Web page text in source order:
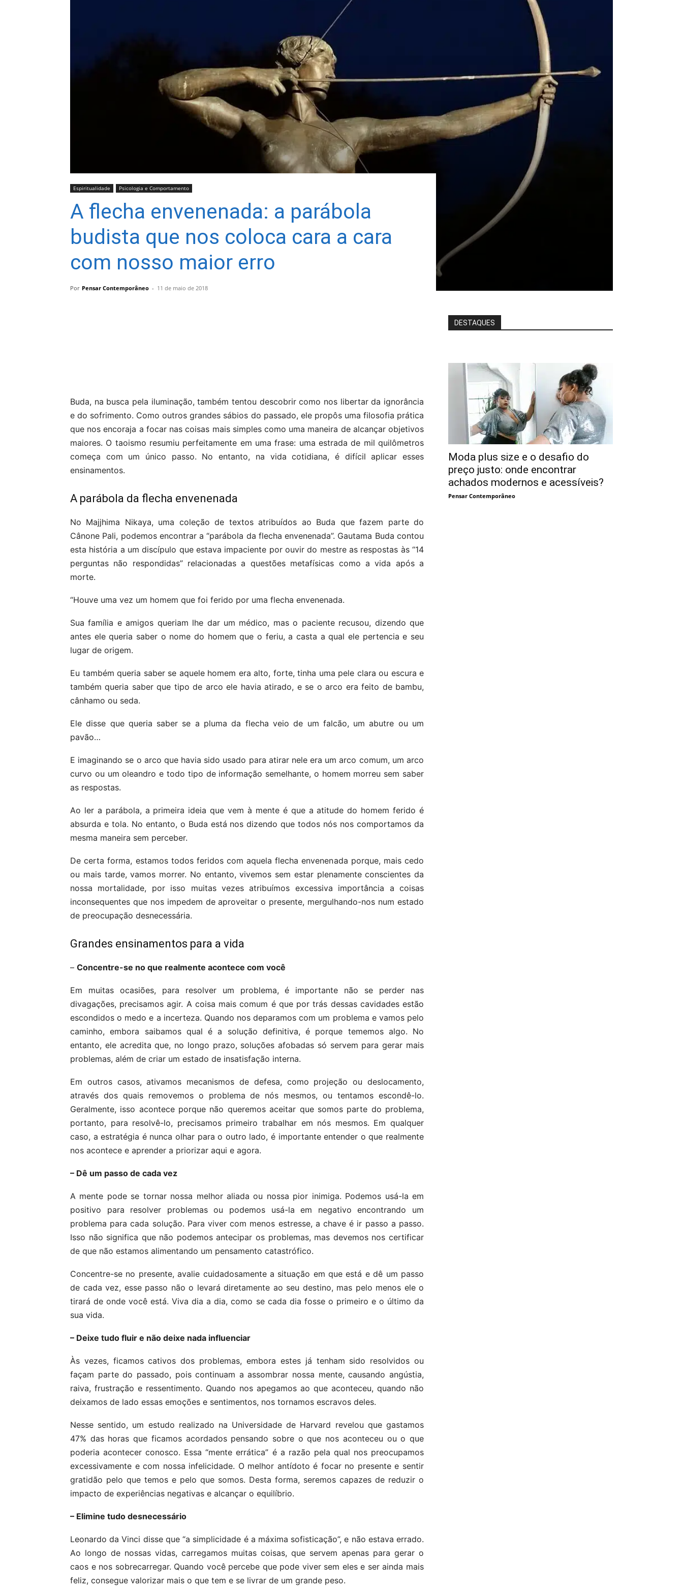
Espiritualidade Psicologia e Comportamento
A flecha envenenada: a parábola
budista que nos coloca cara a cara
com nosso maior erro
Por Pensar Contemporâneo - 11 de maio de 2018
Buda, na busca pela iluminação, também tentou descobrir como nos libertar da ignorância
e do sofrimento. Como outros grandes sábios do passado, ele propôs uma filosofia prática
que nos encoraja a focar nas coisas mais simples como uma maneira de alcançar objetivos
maiores. O taoismo resumiu perfeitamente em uma frase: uma estrada de mil quilômetros
começa com um único passo. No entanto, na vida cotidiana, é difícil aplicar esses
ensinamentos.
A parábola da flecha envenenada
No Majjhima Nikaya, uma coleção de textos atribuídos ao Buda que fazem parte do
Cânone Pali, podemos encontrar a “parábola da flecha envenenada”. Gautama Buda contou
esta história a um discípulo que estava impaciente por ouvir do mestre as respostas às “14
perguntas não respondidas” relacionadas a questões metafísicas como a vida após a
morte.
“Houve uma vez um homem que foi ferido por uma flecha envenenada.
Sua família e amigos queriam lhe dar um médico, mas o paciente recusou, dizendo que
antes ele queria saber o nome do homem que o feriu, a casta a qual ele pertencia e seu
lugar de origem.
Eu também queria saber se aquele homem era alto, forte, tinha uma pele clara ou escura e
também queria saber que tipo de arco ele havia atirado, e se o arco era feito de bambu,
cânhamo ou seda.
Ele disse que queria saber se a pluma da flecha veio de um falcão, um abutre ou um
pavão…
E imaginando se o arco que havia sido usado para atirar nele era um arco comum, um arco
curvo ou um oleandro e todo tipo de informação semelhante, o homem morreu sem saber
as respostas.
Ao ler a parábola, a primeira ideia que vem à mente é que a atitude do homem ferido é
absurda e tola. No entanto, o Buda está nos dizendo que todos nós nos comportamos da
mesma maneira sem perceber.
De certa forma, estamos todos feridos com aquela flecha envenenada porque, mais cedo
ou mais tarde, vamos morrer. No entanto, vivemos sem estar plenamente conscientes da
nossa mortalidade, por isso muitas vezes atribuímos excessiva importância a coisas
inconsequentes que nos impedem de aproveitar o presente, mergulhando-nos num estado
de preocupação desnecessária.
Grandes ensinamentos para a vida
– Concentre-se no que realmente acontece com você
Em muitas ocasiões, para resolver um problema, é importante não se perder nas
divagações, precisamos agir. A coisa mais comum é que por trás dessas cavidades estão
escondidos o medo e a incerteza. Quando nos deparamos com um problema e vamos pelo
caminho, embora saibamos qual é a solução definitiva, é porque tememos algo. No
entanto, ele acredita que, no longo prazo, soluções afobadas só servem para gerar mais
problemas, além de criar um estado de insatisfação interna.
Em outros casos, ativamos mecanismos de defesa, como projeção ou deslocamento,
através dos quais removemos o problema de nós mesmos, ou tentamos escondê-lo.
Geralmente, isso acontece porque não queremos aceitar que somos parte do problema,
portanto, para resolvê-lo, precisamos primeiro trabalhar em nós mesmos. Em qualquer
caso, a estratégia é nunca olhar para o outro lado, é importante entender o que realmente
nos acontece e aprender a priorizar aqui e agora.
– Dê um passo de cada vez
A mente pode se tornar nossa melhor aliada ou nossa pior inimiga. Podemos usá-la em
positivo para resolver problemas ou podemos usá-la em negativo encontrando um
problema para cada solução. Para viver com menos estresse, a chave é ir passo a passo.
Isso não significa que não podemos antecipar os problemas, mas devemos nos certificar
de que não estamos alimentando um pensamento catastrófico.
Concentre-se no presente, avalie cuidadosamente a situação em que está e dê um passo
de cada vez, esse passo não o levará diretamente ao seu destino, mas pelo menos ele o
tirará de onde você está. Viva dia a dia, como se cada dia fosse o primeiro e o último da
sua vida.
– Deixe tudo fluir e não deixe nada influenciar
Às vezes, ficamos cativos dos problemas, embora estes já tenham sido resolvidos ou
façam parte do passado, pois continuam a assombrar nossa mente, causando angústia,
raiva, frustração e ressentimento. Quando nos apegamos ao que aconteceu, quando não
deixamos de lado essas emoções e sentimentos, nos tornamos escravos deles.
Nesse sentido, um estudo realizado na Universidade de Harvard revelou que gastamos
47% das horas que ficamos acordados pensando sobre o que nos aconteceu ou o que
poderia acontecer conosco. Essa “mente errática” é a razão pela qual nos preocupamos
excessivamente e com nossa infelicidade. O melhor antídoto é focar no presente e sentir
gratidão pelo que temos e pelo que somos. Desta forma, seremos capazes de reduzir o
impacto de experiências negativas e alcançar o equilíbrio.
– Elimine tudo desnecessário
Leonardo da Vinci disse que “a simplicidade é a máxima sofisticação”, e não estava errado.
Ao longo de nossas vidas, carregamos muitas coisas, que servem apenas para gerar o
caos e nos sobrecarregar. Quando você percebe que pode viver sem eles e ser ainda mais
feliz, consegue valorizar mais o que tem e se livrar de um grande peso.
DESTAQUES
Moda plus size e o desafio do
preço justo: onde encontrar
achados modernos e acessíveis?
Pensar Contemporâneo